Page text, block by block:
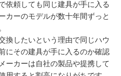
依頼しても同じ建具が手に入る
カーのモデルが数十年間ずっと
換したいという理由で同じハウ
にその建具が手に入るのか確認
ーカーは自社の製品や提携して